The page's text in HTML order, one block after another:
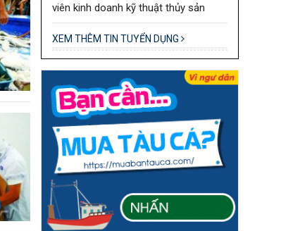
viên kinh doanh kỹ thuật thủy sản
XEM THÊM TIN TUYỂN DỤNG